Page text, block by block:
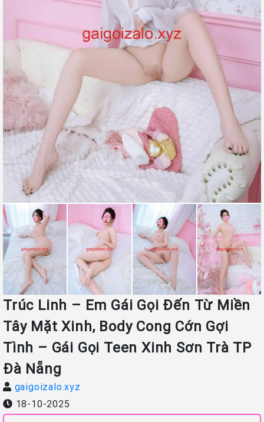
Trúc Linh – Em Gái Gọi Đến Từ Miền
Tây Mặt Xinh, Body Cong Cớn Gợi
Tình – Gái Gọi Teen Xinh Sơn Trà TP
Đà Nẵng
gaigoizalo.xyz
18-10-2025